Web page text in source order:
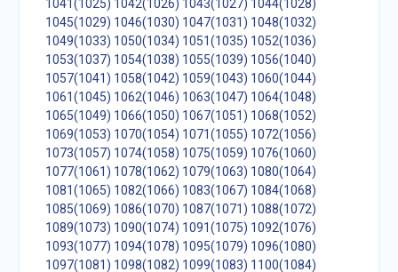
1041(1025) 1042(1026) 1043(1027) 1044(1028)
1045(1029) 1046(1030) 1047(1031) 1048(1032)
1049(1033) 1050(1034) 1051(1035) 1052(1036)
1053(1037) 1054(1038) 1055(1039) 1056(1040)
1057(1041) 1058(1042) 1059(1043) 1060(1044)
1061(1045) 1062(1046) 1063(1047) 1064(1048)
1065(1049) 1066(1050) 1067(1051) 1068(1052)
1069(1053) 1070(1054) 1071(1055) 1072(1056)
1073(1057) 1074(1058) 1075(1059) 1076(1060)
1077(1061) 1078(1062) 1079(1063) 1080(1064)
1081(1065) 1082(1066) 1083(1067) 1084(1068)
1085(1069) 1086(1070) 1087(1071) 1088(1072)
1089(1073) 1090(1074) 1091(1075) 1092(1076)
1093(1077) 1094(1078) 1095(1079) 1096(1080)
1097(1081) 1098(1082) 1099(1083) 1100(1084)